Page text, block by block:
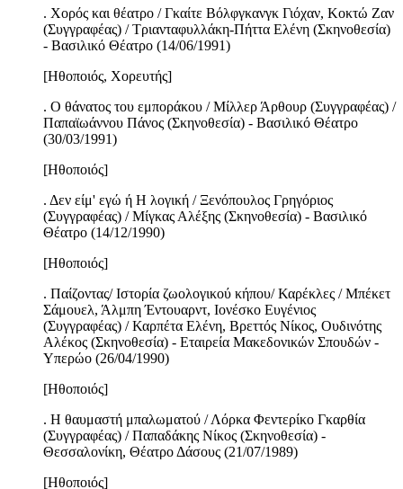
. Χορός και θέατρο / Γκαίτε Βόλφγκανγκ Γιόχαν, Κοκτώ Ζαν
(Συγγραφέας) / Τριανταφυλλάκη-Πήττα Ελένη (Σκηνοθεσία)
- Βασιλικό Θέατρο (14/06/1991)
[Ηθοποιός, Χορευτής]
. Ο θάνατος του εμποράκου / Μίλλερ Άρθουρ (Συγγραφέας) /
Παπαϊωάννου Πάνος (Σκηνοθεσία) - Βασιλικό Θέατρο
(30/03/1991)
[Ηθοποιός]
. Δεν είμ' εγώ ή Η λογική / Ξενόπουλος Γρηγόριος
(Συγγραφέας) / Μίγκας Αλέξης (Σκηνοθεσία) - Βασιλικό
Θέατρο (14/12/1990)
[Ηθοποιός]
. Παίζοντας/ Ιστορία ζωολογικού κήπου/ Καρέκλες / Μπέκετ
Σάμουελ, Άλμπη Έντουαρντ, Ιονέσκο Ευγένιος
(Συγγραφέας) / Καρπέτα Ελένη, Βρεττός Νίκος, Ουδινότης
Αλέκος (Σκηνοθεσία) - Εταιρεία Μακεδονικών Σπουδών -
Υπερώο (26/04/1990)
[Ηθοποιός]
. Η θαυμαστή μπαλωματού / Λόρκα Φεντερίκο Γκαρθία
(Συγγραφέας) / Παπαδάκης Νίκος (Σκηνοθεσία) -
Θεσσαλονίκη, Θέατρο Δάσους (21/07/1989)
[Ηθοποιός]